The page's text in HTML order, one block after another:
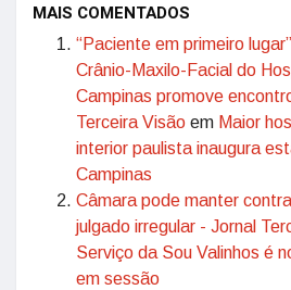
MAIS COMENTADOS
“Paciente em primeiro
Crânio-Maxilo-Facial do
Campinas promove
Terceira Visão em Maior
interior paulista inaugura
Campinas
Câmara pode manter
julgado irregular - Jornal
Serviço da Sou Valinhos é
em sessão